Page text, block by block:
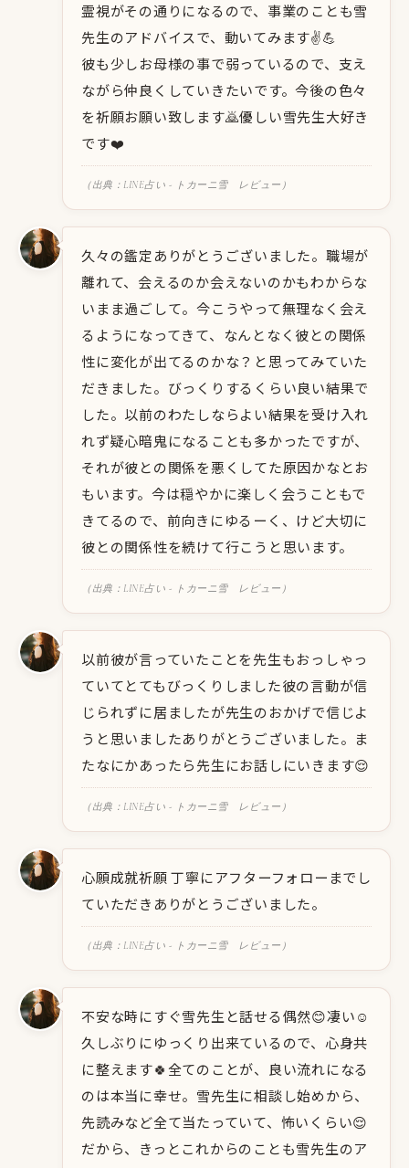
霊視がその通りになるので、事業のことも雪
先生のアドバイスで、動いてみます✌️💪
彼も少しお母様の事で弱っているので、支え
ながら仲良くしていきたいです。今後の色々
を祈願お願い致します🙇優しい雪先生大好き
です❤️
（出典：LINE占い - トカーニ雪 レビュー）
久々の鑑定ありがとうございました。職場が
離れて、会えるのか会えないのかもわからな
いまま過ごして。今こうやって無理なく会え
るようになってきて、なんとなく彼との関係
性に変化が出てるのかな？と思ってみていた
だきました。びっくりするくらい良い結果で
した。以前のわたしならよい結果を受け入れ
れず疑心暗鬼になることも多かったですが、
それが彼との関係を悪くしてた原因かなとお
もいます。今は穏やかに楽しく会うこともで
きてるので、前向きにゆるーく、けど大切に
彼との関係性を続けて行こうと思います。
（出典：LINE占い - トカーニ雪 レビュー）
以前彼が言っていたことを先生もおっしゃっ
ていてとてもびっくりしました彼の言動が信
じられずに居ましたが先生のおかげで信じよ
うと思いましたありがとうございました。ま
たなにかあったら先生にお話しにいきます😌
（出典：LINE占い - トカーニ雪 レビュー）
心願成就祈願 丁寧にアフターフォローまでし
ていただきありがとうございました。
（出典：LINE占い - トカーニ雪 レビュー）
不安な時にすぐ雪先生と話せる偶然😊凄い☺️
久しぶりにゆっくり出来ているので、心身共
に整えます🍀全てのことが、良い流れになる
のは本当に幸せ。雪先生に相談し始めから、
先読みなど全て当たっていて、怖いくらい😌
だから、きっとこれからのことも雪先生のア